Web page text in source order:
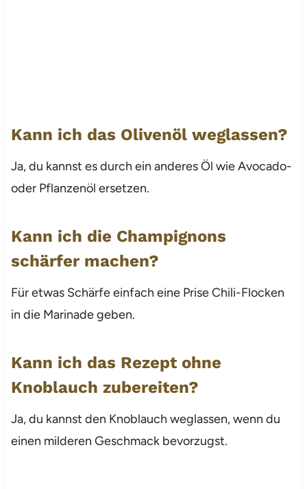
Kann ich das Olivenöl weglassen?
Ja, du kannst es durch ein anderes Öl wie Avocado-
oder Pflanzenöl ersetzen.
Kann ich die Champignons
schärfer machen?
Für etwas Schärfe einfach eine Prise Chili-Flocken
in die Marinade geben.
Kann ich das Rezept ohne
Knoblauch zubereiten?
Ja, du kannst den Knoblauch weglassen, wenn du
einen milderen Geschmack bevorzugst.